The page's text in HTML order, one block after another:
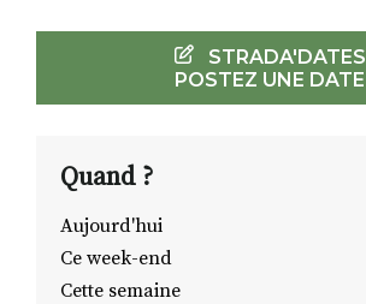
STRADA'DATES
POSTEZ UNE DATE
Quand ?
Aujourd'hui
Ce week-end
Cette semaine